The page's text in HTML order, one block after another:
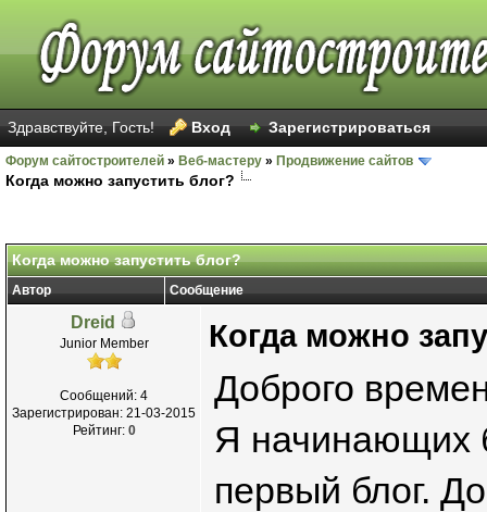
Здравствуйте, Гость! Вход Зарегистрироваться
Форум сайтостроителей » Веб-мастеру » Продвижение сайтов
Когда можно запустить блог?
Когда можно запустить блог?
Автор Сообщение
Dreid
Junior Member
Сообщений: 4
Зарегистрирован: 21-03-2015
Рейтинг: 0
Когда можно
Доброго
Я начинающих
первый блог.